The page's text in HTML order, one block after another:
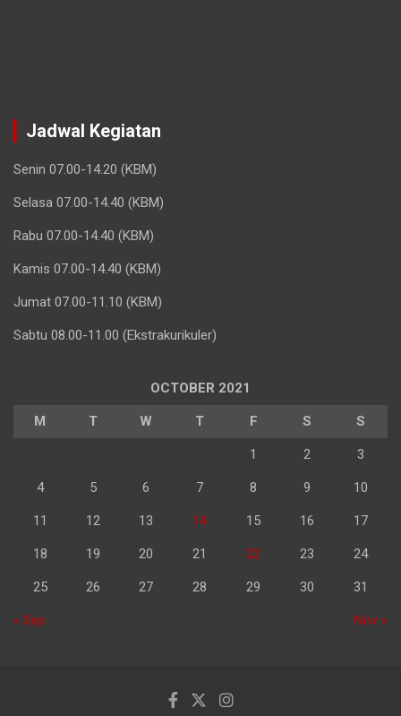
Jadwal Kegiatan
Senin 07.00-14.20 (KBM)
Selasa 07.00-14.40 (KBM)
Rabu 07.00-14.40 (KBM)
Kamis 07.00-14.40 (KBM)
Jumat 07.00-11.10 (KBM)
Sabtu 08.00-11.00 (Ekstrakurikuler)
OCTOBER 2021
M T W T F S S
1 2 3
4 5 6 7 8 9 10
11 12 13 14 15 16 17
18 19 20 21 22 23 24
25 26 27 28 29 30 31
« Sep Nov »